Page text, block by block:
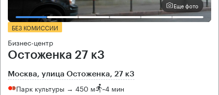
Еще фото
БЕЗ КОМИССИИ
Бизнес-центр
Остоженка 27 к3
Москва, улица Остоженка, 27 к3
Парк культуры → 450 м ~4 мин